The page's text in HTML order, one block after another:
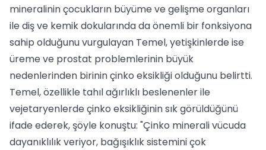
mineralinin çocukların büyüme ve gelişme organları
ile diş ve kemik dokularında da önemli bir fonksiyona
sahip olduğunu vurgulayan Temel, yetişkinlerde ise
üreme ve prostat problemlerinin büyük
nedenlerinden birinin çinko eksikliği olduğunu belirtti.
Temel, özellikle tahıl ağırlıklı beslenenler ile
vejetaryenlerde çinko eksikliğinin sık görüldüğünü
ifade ederek, şöyle konuştu: "Çinko minerali vücuda
dayanıklılık veriyor, bağışıklık sistemini çok